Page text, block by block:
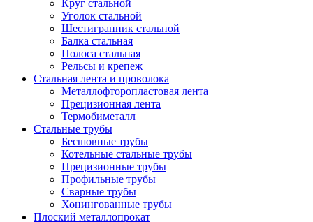
Круг стальной
Уголок стальной
Шестигранник стальной
Балка стальная
Полоса стальная
Рельсы и крепеж
Стальная лента и проволока
Металлофторопластовая лента
Прецизионная лента
Термобиметалл
Стальные трубы
Бесшовные трубы
Котельные стальные трубы
Прецизионные трубы
Профильные трубы
Сварные трубы
Хонингованные трубы
Плоский металлопрокат